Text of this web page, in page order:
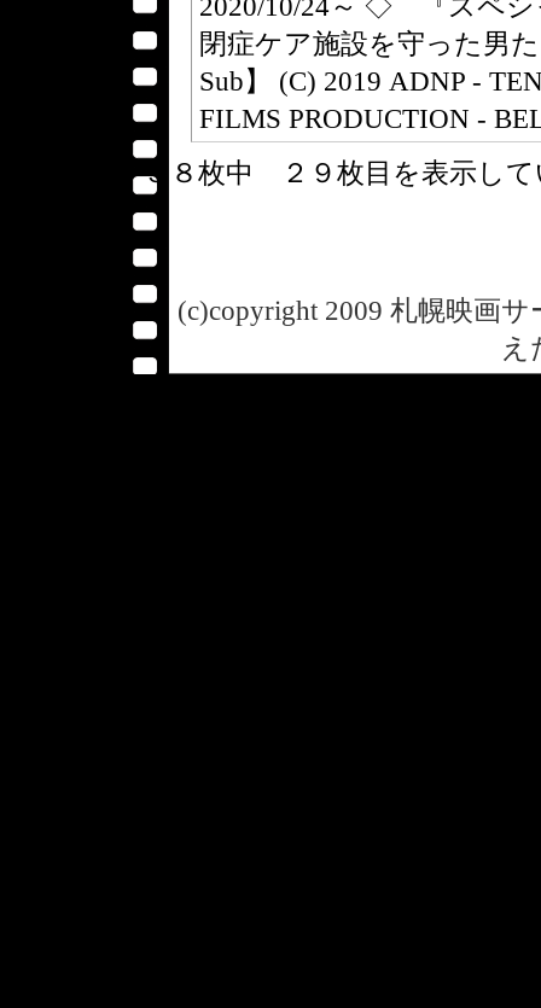
2020/10/24～ ◇ 『スペ
閉症ケア施設を守った男
Sub】 (C) 2019 ADNP -
FILMS PRODUCTION -
３８枚中 ２９枚目を表示し
(c)copyright 2009 札幌映画
え